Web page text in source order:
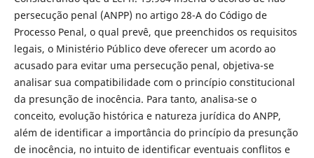
persecução penal (ANPP) no artigo 28-A do Código de
Processo Penal, o qual prevê, que preenchidos os requisitos
legais, o Ministério Público deve oferecer um acordo ao
acusado para evitar uma persecução penal, objetiva-se
analisar sua compatibilidade com o princípio constitucional
da presunção de inocência. Para tanto, analisa-se o
conceito, evolução histórica e natureza jurídica do ANPP,
além de identificar a importância do princípio da presunção
de inocência, no intuito de identificar eventuais conflitos e